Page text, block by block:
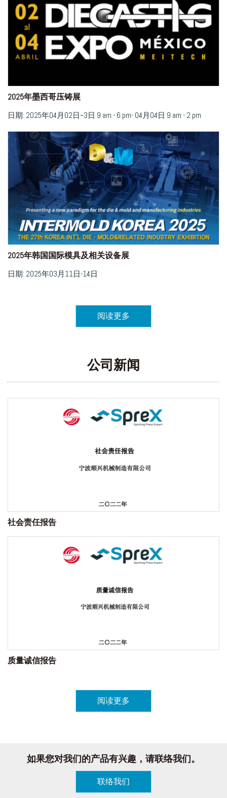
2025年墨西哥压铸展
日期: 2025年04月02日~3日 9 am - 6 pm- 04月04日 9 am - 2 pm
2025年韩国国际模具及相关设备展
日期: 2025年03月11日-14日
阅读更多
公司新闻
社会责任报告
质量诚信报告
阅读更多
如果您对我们的产品有兴趣，请联络我们。
联络我们